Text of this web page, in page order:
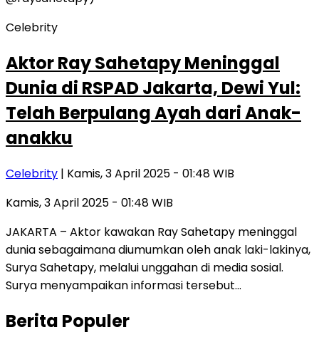
Celebrity
Aktor Ray Sahetapy Meninggal
Dunia di RSPAD Jakarta, Dewi Yul:
Telah Berpulang Ayah dari Anak-
anakku
Celebrity | Kamis, 3 April 2025 - 01:48 WIB
Kamis, 3 April 2025 - 01:48 WIB
JAKARTA – Aktor kawakan Ray Sahetapy meninggal
dunia sebagaimana diumumkan oleh anak laki-lakinya,
Surya Sahetapy, melalui unggahan di media sosial.
Surya menyampaikan informasi tersebut…
Berita Populer